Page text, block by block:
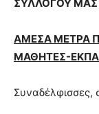
ΣΥΛΛΟΓΟΥ ΜΑΣ
ΑΜΕΣΑ ΜΕΤΡΑ
ΜΑΘΗΤΕΣ-
Συναδέλφισσες,